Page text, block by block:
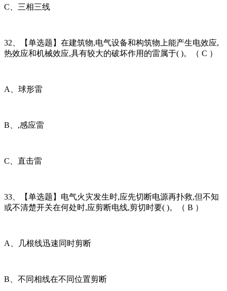
C、三相三线
32、【单选题】在建筑物,电气设备和构筑物上能产生电效应,
热效应和机械效应,具有较大的破坏作用的雷属于( )。（ C ）
A、球形雷
B、,感应雷
C、直击雷
33、【单选题】电气火灾发生时,应先切断电源再扑救,但不知
或不清楚开关在何处时,应剪断电线,剪切时要( )。（ B ）
A、几根线迅速同时剪断
B、不同相线在不同位置剪断